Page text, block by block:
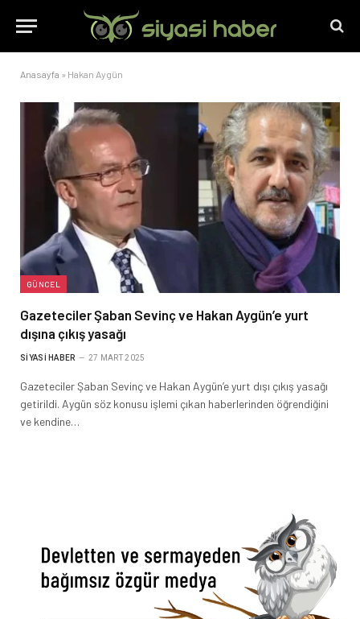
Anasayfa » Hakan Aygün
GÜNCEL
Gazeteciler Şaban Sevinç ve Hakan Aygün’e yurt
dışına çıkış yasağı
SIYASI HABER 27 MART 2025
Gazeteciler Şaban Sevinç ve Hakan Aygün’e yurt dışı çıkış yasağı
getirildi. Aygün söz konusu işlemi çıkan haberlerinden öğrendiğini
ve kendine…